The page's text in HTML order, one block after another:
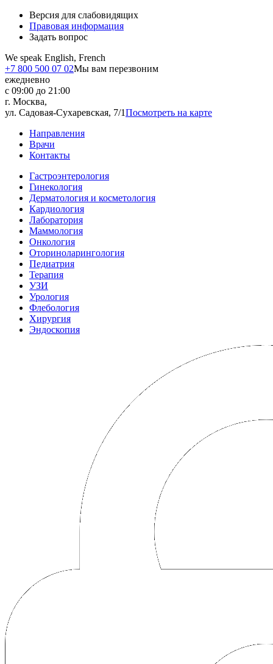
Версия для слабовидящих
Правовая информация
Задать вопрос
We speak English, French
+7 800 500 07 02Мы вам перезвоним
ежедневно
с 09:00 до 21:00
г. Москва,
ул. Садовая-Сухаревская, 7/1Посмотреть на карте
Направления
Врачи
Контакты
Гастроэнтерология
Гинекология
Дерматология и косметология
Кардиология
Лаборатория
Маммология
Онкология
Оториноларингология
Педиатрия
Терапия
УЗИ
Урология
Флебология
Хирургия
Эндоскопия